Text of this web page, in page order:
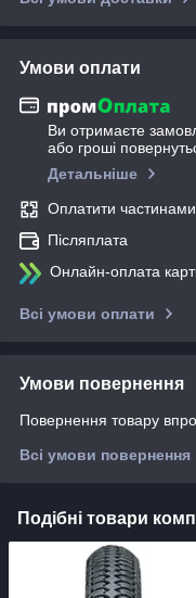
Умови оплати
Ви отримаєте
або гроші
Детальніше
Оплатити частинами
Післяплата
Онлайн-оплата
Всі умови оплати
Умови повернення
Повернення товару
Всі умови повернення
Подібні товари